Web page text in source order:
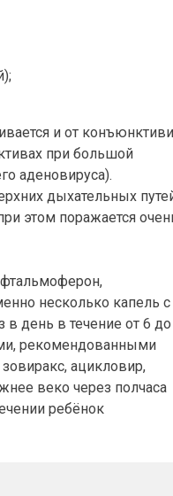
и от
при большой
аденовируса).
дыхательных
этом поражается
несколько капель с
день в течение от 6 до
рекомендованными
ацикловир,
веко через полчаса
ребёнок